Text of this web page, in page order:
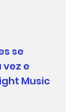
se
e
Music